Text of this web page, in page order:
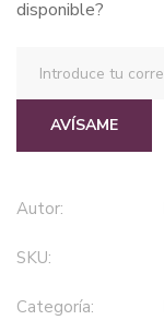
disponible?
AVÍSAME
Autor:
SKU:
Categoría: